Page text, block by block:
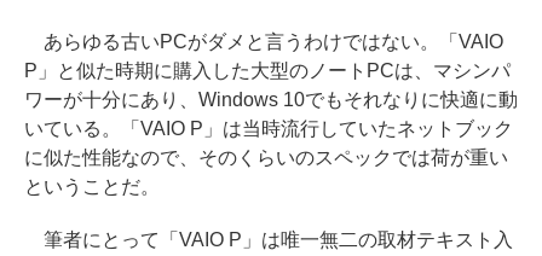
あらゆる古いPCがダメと言うわけではない。「VAIO
P」と似た時期に購入した大型のノートPCは、マシンパ
ワーが十分にあり、Windows 10でもそれなりに快適に動
いている。「VAIO P」は当時流行していたネットブック
に似た性能なので、そのくらいのスペックでは荷が重い
ということだ。
筆者にとって「VAIO P」は唯一無二の取材テキスト入